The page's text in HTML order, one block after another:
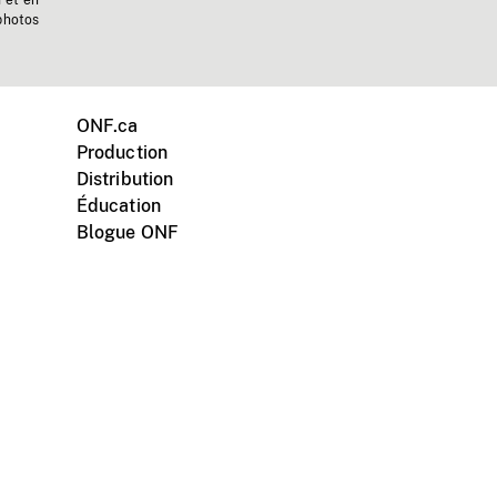
ONF.ca
Production
Distribution
Éducation
Blogue ONF